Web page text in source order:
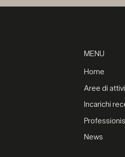
MENU
Home
Aree di
Incarichi
News